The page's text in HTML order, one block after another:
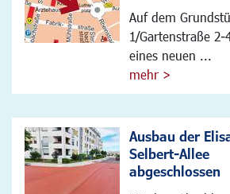
Auf dem
1/Gartenstraße
eines neuen ...
mehr >
Ausbau der
Selbert-Allee
abgeschlossen